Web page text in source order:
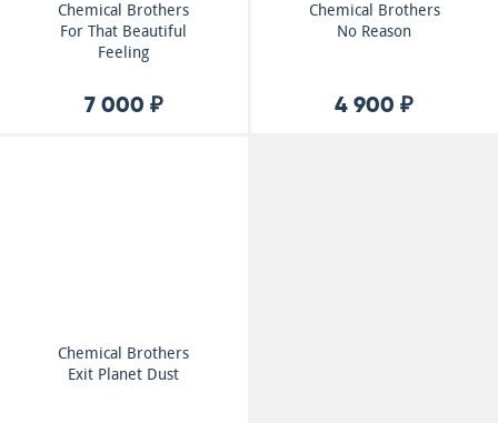
Chemical Brothers
For That Beautiful
Feeling
7 000 ₽
Chemical Brothers
No Reason
4 900 ₽
Chemical Brothers
Exit Planet Dust